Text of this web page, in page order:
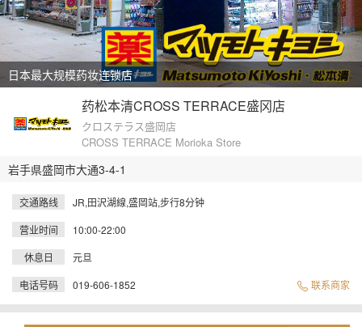
日本最大规模药妆连锁店
药松本清CROSS TERRACE盛冈店
クロステラス盛岡店
CROSS TERRACE Morioka Store
岩手県盛岡市大通3-4-1
交通路线
JR,田沢湖線,盛岡站,步行8分钟
营业时间
10:00-22:00
休息日
元旦
电话号码
019-606-1852 联系商家